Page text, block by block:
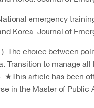
emergency
Korea. Journal of
The choice between
Transition to manage
★This article has been
in the Master of Public